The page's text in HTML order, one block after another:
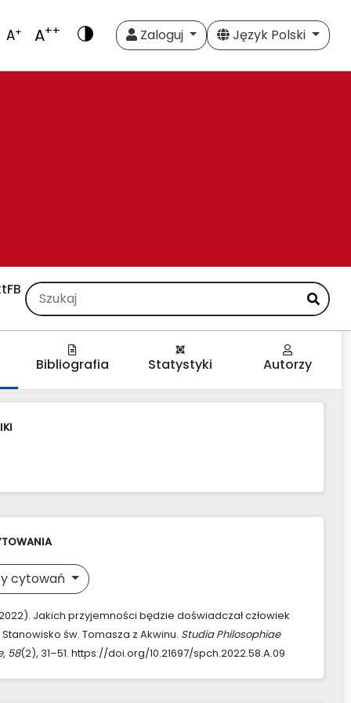
A+ A++ Zaloguj Język Polski
FB
Bibliografia Statystyki Autorzy
cytowań
Jakich przyjemności będzie doświadczał człowiek
św. Tomasza z Akwinu. Studia Philosophiae
, 58(2), 31–51. https://doi.org/10.21697/spch.2022.58.A.09